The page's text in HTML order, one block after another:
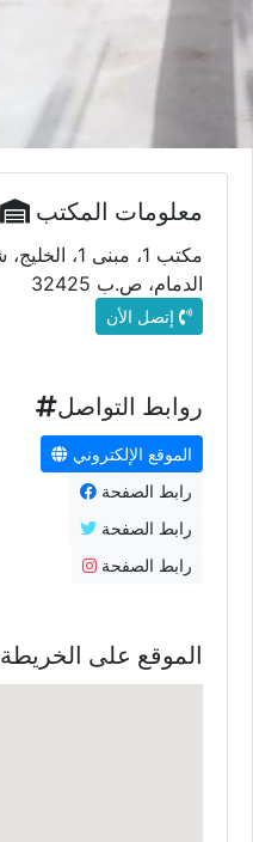
معلومات المكتب
الدمام، ص.ب 32425
روابط التواصل
الموقع الإلكتروني
رابط الصفحة
رابط الصفحة
رابط الصفحة
الموقع على الخريطة